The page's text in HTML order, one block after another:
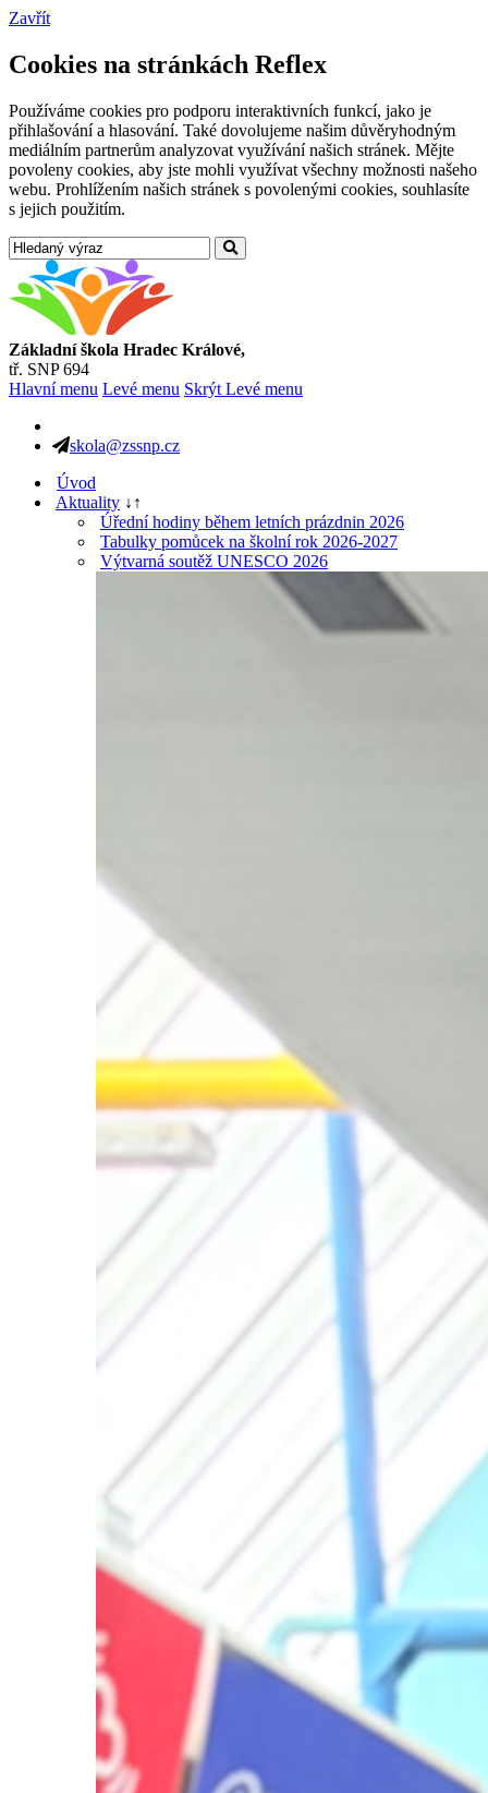
Zavřít
Cookies na stránkách Reflex
Používáme cookies pro podporu interaktivních funkcí, jako je
přihlašování a hlasování. Také dovolujeme našim důvěryhodným
mediálním partnerům analyzovat využívání našich stránek. Mějte
povoleny cookies, aby jste mohli využívat všechny možnosti našeho
webu. Prohlížením našich stránek s povolenými cookies, souhlasíte
s jejich použitím.
Základní škola Hradec Králové,
tř. SNP 694
Hlavní menu Levé menu Skrýt Levé menu
skola@zssnp.cz
Úvod
Aktuality ↓ ↑
Úřední hodiny během letních prázdnin 2026
Tabulky pomůcek na školní rok 2026-2027
Výtvarná soutěž UNESCO 2026